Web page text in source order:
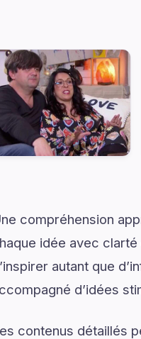
compréhension
idée avec
autant que
d’idées
contenus détaillés